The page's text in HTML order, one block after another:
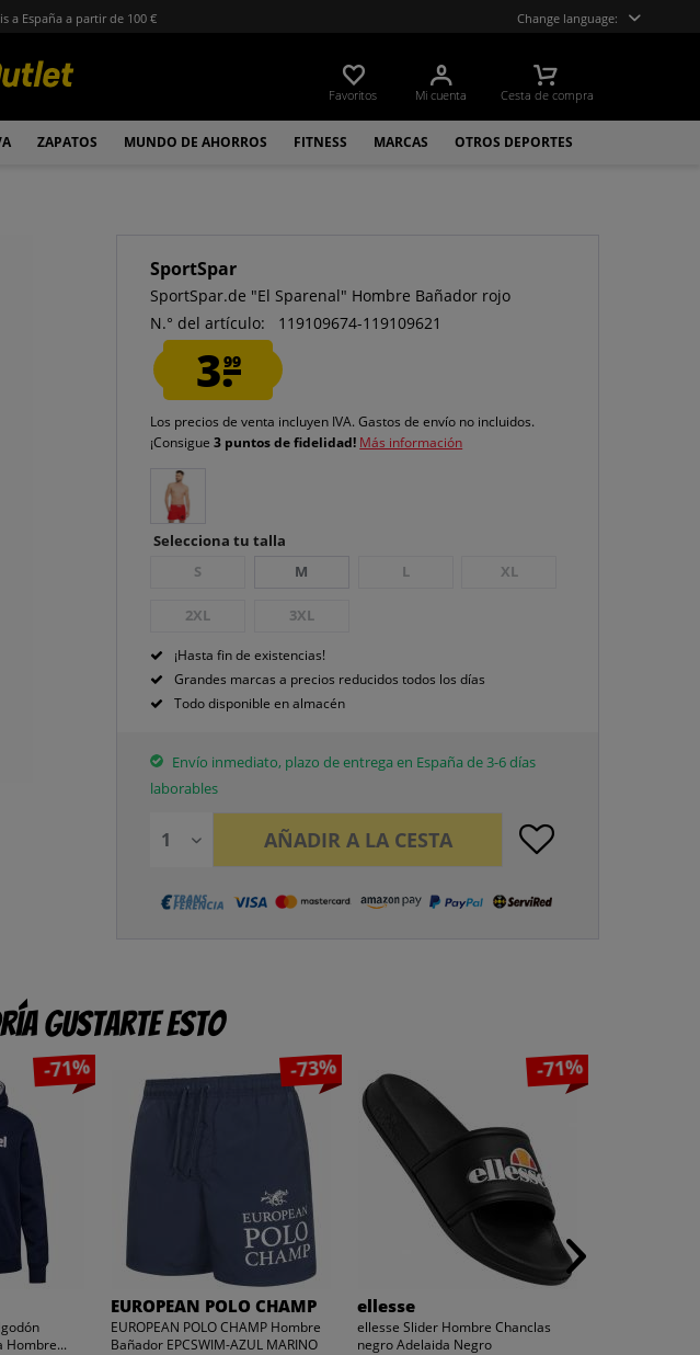
a España a partir de 100 € Change language:
Favoritos Mi cuenta Cesta de compra
ZAPATOS MUNDO DE AHORROS FITNESS MARCAS OTROS DEPORTES
SportSpar
SportSpar.de "El Sparenal" Hombre Bañador rojo
N.° del artículo:
119109674-119109621
3.99
Los precios de venta incluyen IVA.Gastos de envío no incluidos.
¡Consigue3 puntos de fidelidad! Más información
Selecciona tu talla
S
M L XL
2XL 3XL
¡Hasta fin de existencias!
Grandes marcas a precios reducidos todos los días
Todo disponible en almacén
Envío inmediato, plazo de entrega en España de 3-6 días
laborables
AÑADIR A LA CESTA
gustarte esto
-71%
Hombre...
-73%
EUROPEAN POLO CHAMP
EUROPEAN POLO CHAMP Hombre
Bañador EPCSWIM-AZUL MARINO
-71%
ellesse
ellesse Slider Hombre Chanclas
negro Adelaida Negro